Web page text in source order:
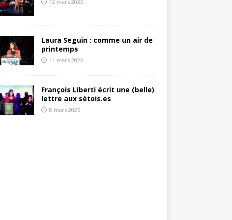
12 mars 2026
Laura Seguin : comme un air de
printemps
11 mars 2026
François Liberti écrit une (belle)
lettre aux sétois.es
8 mars 2026